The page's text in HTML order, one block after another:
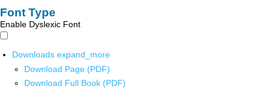
Font Type
Enable Dyslexic Font
Downloads expand_more
Download Page (PDF)
Download Full Book (PDF)